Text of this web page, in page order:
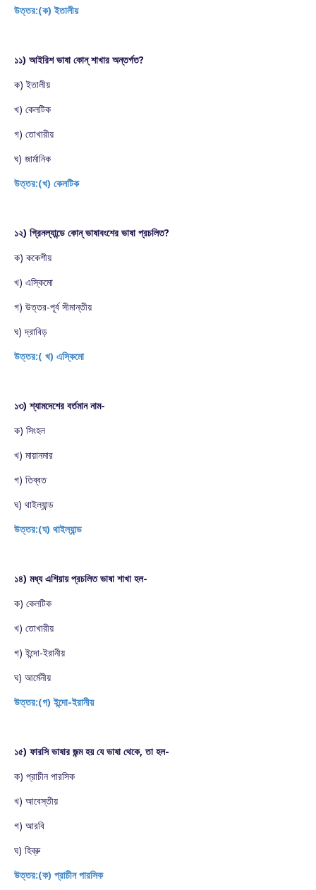
উত্তর:(ক) ইতালীয়
১১) আইরিশ ভাষা কোন্ শাখার অন্তর্গত?
ক) ইতালীয়
খ) কেলটিক
গ) তোখারীয়
ঘ) জার্মানিক
উত্তর:(খ) কেলটিক
১২) গ্রিনল্যান্ডে কোন্ ভাষাবংশের ভাষা প্রচলিত?
ক) ককেশীয়
খ) এস্কিমো
গ) উত্তর-পূর্ব সীমান্তীয়
ঘ) দ্রাবিড়
উত্তর:( খ) এস্কিমো
১৩) শ্যামদেশের বর্তমান নাম-
ক) সিংহল
খ) মায়ানমার
গ) তিব্বত
ঘ) থাইল্যান্ড
উত্তর:(ঘ) থাইল্যান্ড
১৪) মধ্য এশিয়ায় প্রচলিত ভাষা শাখা হল-
ক) কেলটিক
খ) তোখারীয়
গ) ইন্দো-ইরানীয়
ঘ) আর্মেনীয়
উত্তর:(গ) ইন্দো-ইরানীয়
১৫) ফারসি ভাষার জন্ম হয় যে ভাষা থেকে, তা হল-
ক) প্রাচীন পারসিক
খ) আবেস্তীয়
গ) আরবি
ঘ) হিব্রু
উত্তর:(ক) প্রাচীন পারসিক